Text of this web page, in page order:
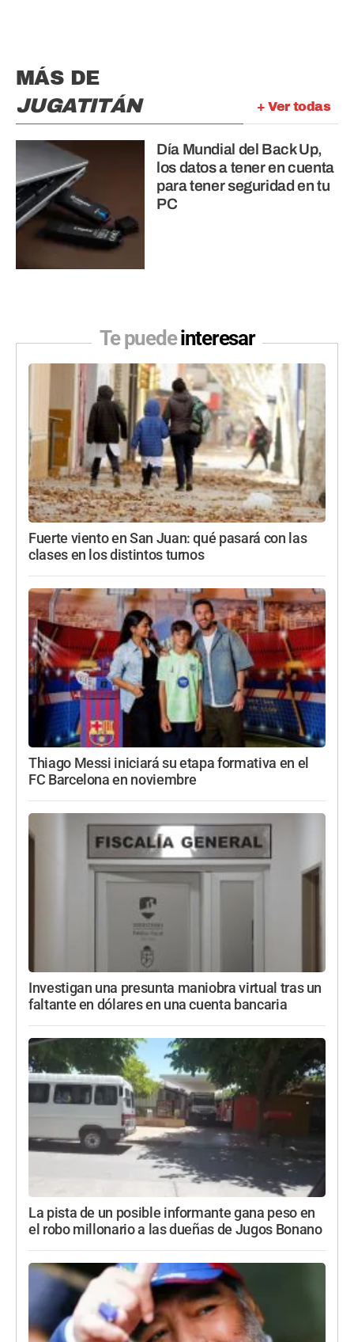
+ Ver todas
MÁS DE
JUGATITÁN
Día Mundial del Back Up,
los datos a tener en cuenta
para tener seguridad en tu
PC
Te puedeinteresar
Fuerte viento en San Juan: qué pasará con las
clases en los distintos turnos
Thiago Messi iniciará su etapa formativa en el
FC Barcelona en noviembre
Investigan una presunta maniobra virtual tras un
faltante en dólares en una cuenta bancaria
La pista de un posible informante gana peso en
el robo millonario a las dueñas de Jugos Bonano